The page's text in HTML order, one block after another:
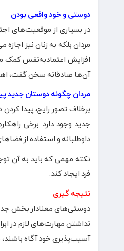
دوستی و خود واقعی بودن
در بسیاری از موقعیت‌های
مردان بلکه به زنان نیز
افزایش اعتمادبه‌نفس کمک
آن‌ها صادقانه سخن گفت،
مردان چگونه دوستان جدید
برخلاف تصور رایج، پیدا
جدید وجود دارد. برخی
داوطلبانه و استفاده از
نکته مهمی که باید به آن
فرد ایجاد کند.
نتیجه گیری
دوستی‌های معنادار بخش
نداشتن مهارت‌های لازم در
آسیب‌پذیری خود آگاه باشند،